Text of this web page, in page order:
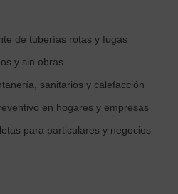
de tuberías rotas y fugas
y sin obras
sanitarios y calefacción
en hogares y empresas
para particulares y negocios